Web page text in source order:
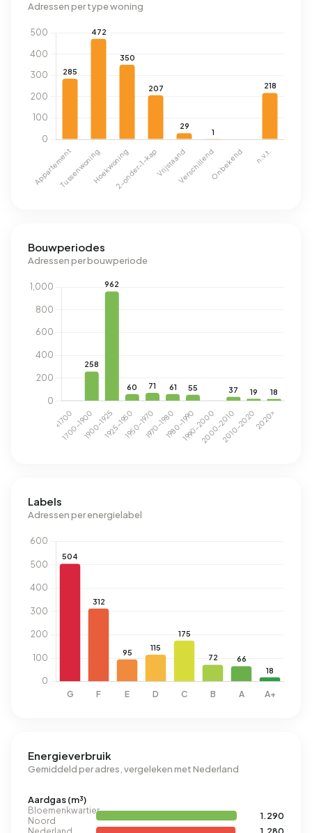
Adressen per type woning
Bouwperiodes
Adressen per bouwperiode
Labels
Adressen per energielabel
Energieverbruik
Gemiddeld per adres, vergeleken met Nederland
Aardgas (m³)
Bloemenkwartier
Noord
1.290